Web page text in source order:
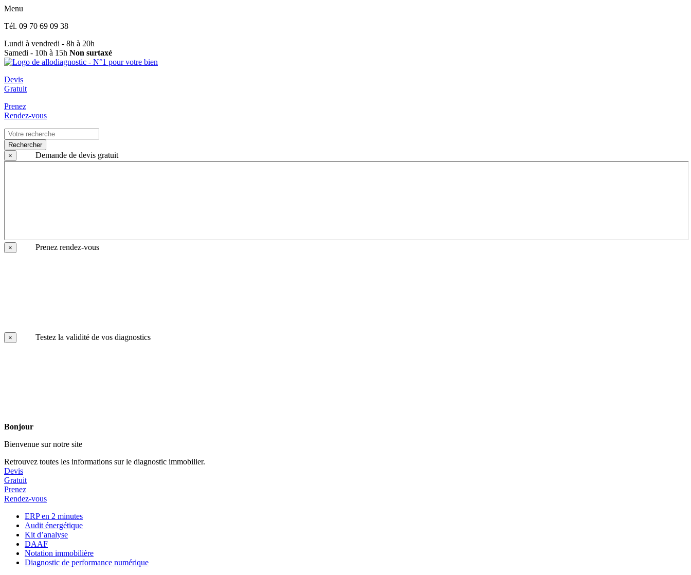
Menu
Tél. 09 70 69 09 38
Lundi à vendredi - 8h à 20h
Samedi - 10h à 15h Non surtaxé
Devis
Gratuit
Prenez
Rendez-vous
Rechercher
×
Demande de devis gratuit
× Prenez rendez-vous
× Testez la validité de vos diagnostics
Bonjour
Bienvenue sur notre site
Retrouvez toutes les informations sur le diagnostic immobilier.
Devis
Gratuit
Prenez
Rendez-vous
ERP en 2 minutes
Audit énergétique
Kit d’analyse
DAAF
Notation immobilière
Diagnostic de performance numérique